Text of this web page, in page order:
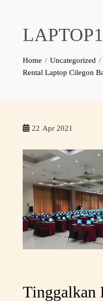
Home
Uncategorized
Rental Laptop Cilegon
22 Apr 2021
Tinggalkan